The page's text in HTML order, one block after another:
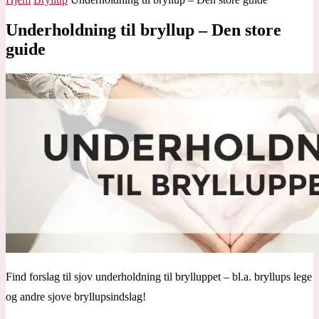
Underholdning til bryllup – Den store
guide
Find forslag til sjov underholdning til brylluppet – bl.a. bryllups lege
og andre sjove bryllupsindslag!